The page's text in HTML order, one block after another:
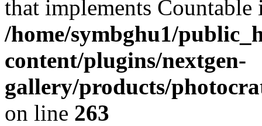
that implements Countable
/home/symbghu1/
content/plugins/nextgen-
gallery/products/
on line 263